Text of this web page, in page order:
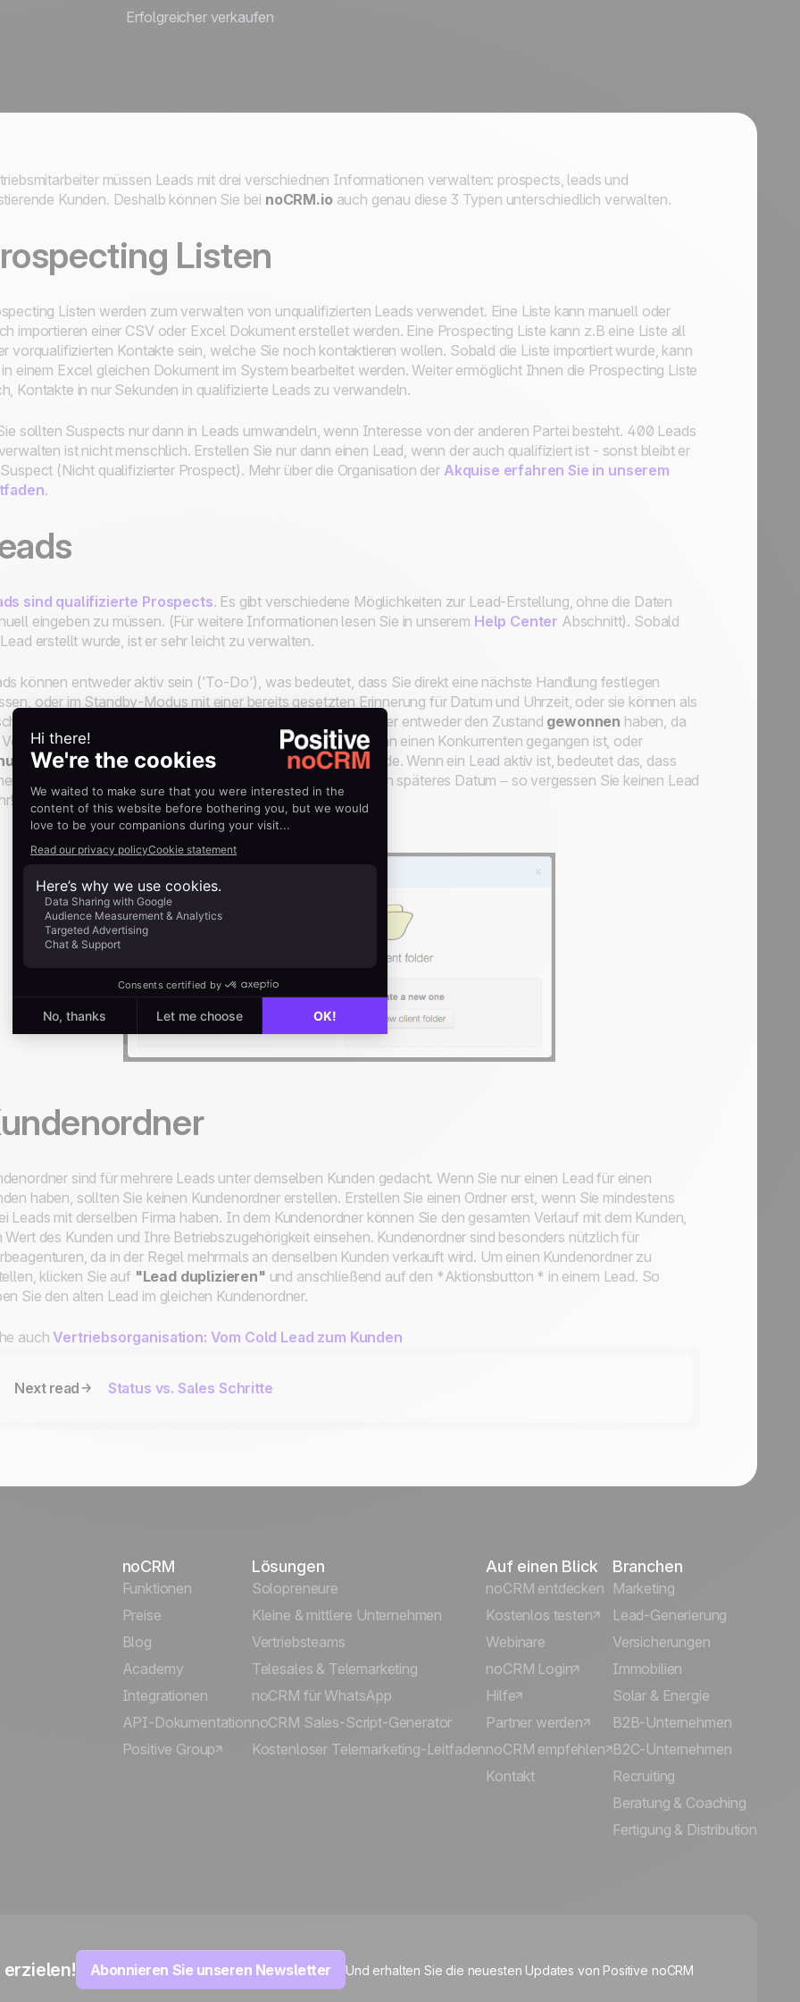
Erfolgreicher verkaufen
müssen Leads mit drei verschiednen Informationen verwalten: prospects, leads und
Kunden. Deshalb können Sie bei noCRM.ioauch genau diese 3 Typen unterschiedlich verwalten.
Listen
Listen werden zum verwalten von unqualifizierten Leads verwendet. Eine Liste kann manuell oder
importieren einer CSV oder Excel Dokument erstellet werden. Eine Prospecting Liste kann z.B eine Liste all
vorqualifizierten Kontakte sein, welche Sie noch kontaktieren wollen. Sobald die Liste importiert wurde, kann
in einem Excel gleichen Dokument im System bearbeitet werden. Weiter ermöglicht Ihnen die Prospecting Liste
Kontakte in nur Sekunden in qualifizierte Leads zu verwandeln.
sollten Suspects nur dann in Leads umwandeln, wenn Interesse von der anderen Partei besteht. 400 Leads
ist nicht menschlich. Erstellen Sie nur dann einen Lead, wenn der auch qualifiziert ist - sonst bleibt er
(Nicht qualifizierter Prospect). Mehr über die Organisation der Akquise erfahren Sie in unserem
.
sind qualifizierte Prospects. Es gibt verschiedene Möglichkeiten zur Lead-Erstellung, ohne die Daten
eingeben zu müssen. (Für weitere Informationen lesen Sie in unserem Help Center Abschnitt). Sobald
erstellt wurde, ist er sehr leicht zu verwalten.
können entweder aktiv sein ('To-Do'), was bedeutet, dass Sie direkt eine nächste Handlung festlegen
oder im Standby-Modus mit einer bereits gesetzten Erinnerung für Datum und Uhrzeit, oder sie können als
markiert werden.Um einen Lead zu schließen, kann er entweder den Zustand gewonnen haben, da
Verkaufsprozess vollendet ist, oder
verloren, weil der Deal an einen Konkurrenten gegangen ist, oder
weil der Verkauf nicht erfolgreich abgeschlossen wurde. Wenn ein Lead aktiv ist, bedeutet das, dass
ein nächster Schritt erforderlich ist, sei es sofort oder für ein späteres Datum – so vergessen Sie keinen Lead
sind für mehrere Leads unter demselben Kunden gedacht.Wenn Sie nur einen Lead für einen
haben, sollten Sie keinen Kundenordner erstellen. Erstellen Sie einen Ordner erst, wenn Sie mindestens
Leads mit derselben Firma haben. In dem Kundenordner können Sie den gesamten Verlauf mit dem Kunden,
Wert des Kunden und Ihre Betriebszugehörigkeit einsehen. Kundenordner sind besonders nützlich für
da in der Regel mehrmals an denselben Kunden verkauft wird. Um einen Kundenordner zu
klicken Sie auf "Lead duplizieren" und anschließend auf den *Aktionsbutton * in einem Lead. So
Sie den alten Lead im gleichen Kundenordner.
auchVertriebsorganisation: Vom Cold Lead zum Kunden
Next read Status vs. Sales Schritte
noCRM
Funktionen
Preise
Blog
Academy
Integrationen
API-Dokumentation
Positive Group
Lösungen
Solopreneure
Kleine & mittlere Unternehmen
Vertriebsteams
Telesales & Telemarketing
noCRM für WhatsApp
noCRM Sales-Script-Generator
Kostenloser Telemarketing-Leitfaden
Auf einen Blick
noCRM entdecken
Kostenlos testen
Webinare
noCRM Login
Hilfe
Partner werden
noCRM empfehlen
Kontakt
Branchen
Marketing
Lead-Generierung
Versicherungen
Immobilien
Solar & Energie
B2B-Unternehmen
B2C-Unternehmen
Recruiting
Beratung & Coaching
Fertigung & Distribution
Abonnieren Sie unseren Newsletter Und erhalten Sie die neuesten Updates von Positive noCRM